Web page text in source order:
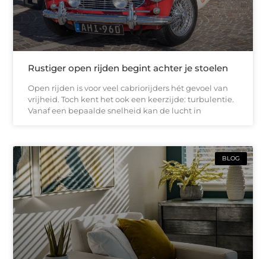
Rustiger open rijden begint achter je stoelen
Open rijden is voor veel cabriorijders hét gevoel van
vrijheid. Toch kent het ook een keerzijde: turbulentie.
Vanaf een bepaalde snelheid kan de lucht in
BLOG